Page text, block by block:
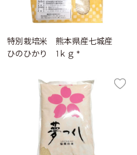
特別栽培米 熊本県産七城産
ひのひかり 1ｋｇ *